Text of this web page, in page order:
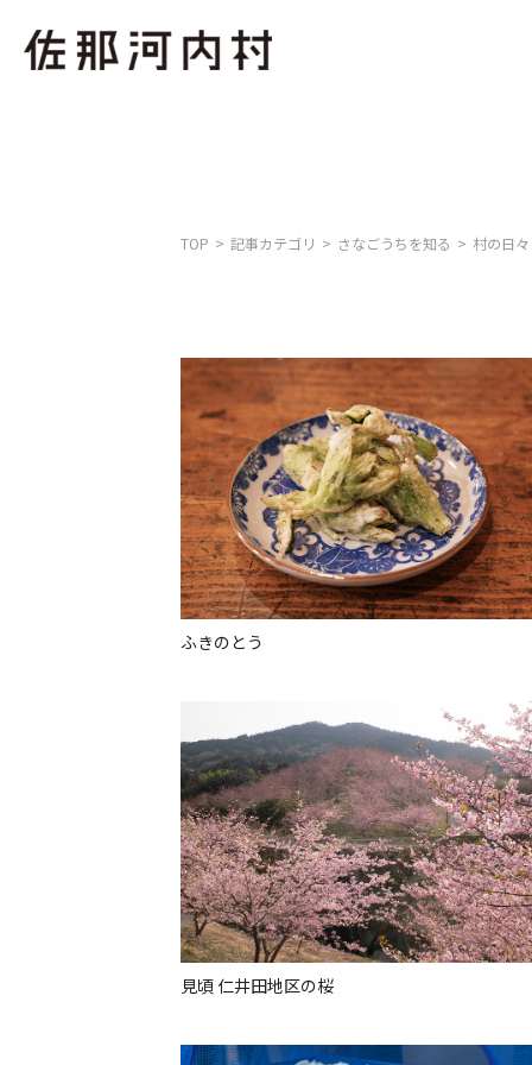
TOP 記事カテゴリ さなごうちを知る 村の日々
ふきのとう
見頃 仁井田地区の桜